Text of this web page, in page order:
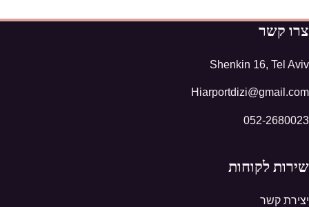
צרו קשר
Shenkin 16, Tel Aviv
Hiarportdizi@gmail.com
052-2680023
שירות לקוחות
יצירת קשר